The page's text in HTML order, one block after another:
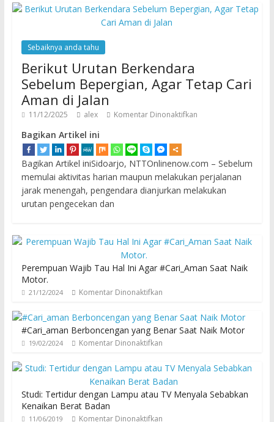
Sebaiknya anda tahu
Berikut Urutan Berkendara
Sebelum Bepergian, Agar Tetap Cari
Aman di Jalan
11/12/2025 alex Komentar Dinonaktifkan
Bagikan Artikel ini
Bagikan Artikel iniSidoarjo, NTTOnlinenow.com – Sebelum
memulai aktivitas harian maupun melakukan perjalanan
jarak menengah, pengendara dianjurkan melakukan
urutan pengecekan dan
Perempuan Wajib Tau Hal Ini Agar #Cari_Aman Saat Naik
Motor.
21/12/2024 Komentar Dinonaktifkan
#Cari_aman Berboncengan yang Benar Saat Naik Motor
19/02/2024 Komentar Dinonaktifkan
Studi: Tertidur dengan Lampu atau TV Menyala Sebabkan
Kenaikan Berat Badan
11/06/2019 Komentar Dinonaktifkan